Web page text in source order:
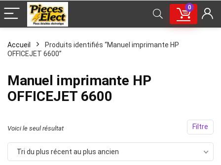
0
Accueil
Produits identifiés “Manuel imprimante HP
OFFICEJET 6600”
Manuel imprimante HP
OFFICEJET 6600
Filtre
Voici le seul résultat
Tri du plus récent au plus ancien